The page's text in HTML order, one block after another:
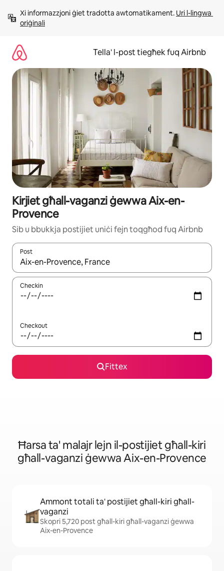
għall-
kontenut
Xi informazzjoni ġiet tradotta awtomatikament. Uri l-lingwa
oriġinali
Tella' l-post tiegħek fuq Airbnb
Kirjiet għall-vaganzi ġewwa Aix-en-
Provence
Sib u bbukkja postijiet uniċi fejn toqgħod fuq Airbnb
Post
Meta r-riżultati jkunu disponibbli, tista' tmur minn riżultat
Checkin
Checkout
Fittex
Ħarsa ta' malajr lejn il-postijiet għall-kiri
għall-vaganzi ġewwa Aix-en-Provence
Ammont totali ta' postijiet għall-kiri għall-
vaganzi
Skopri 5,720 post għall-kiri għall-vaganzi ġewwa
Aix-en-Provence